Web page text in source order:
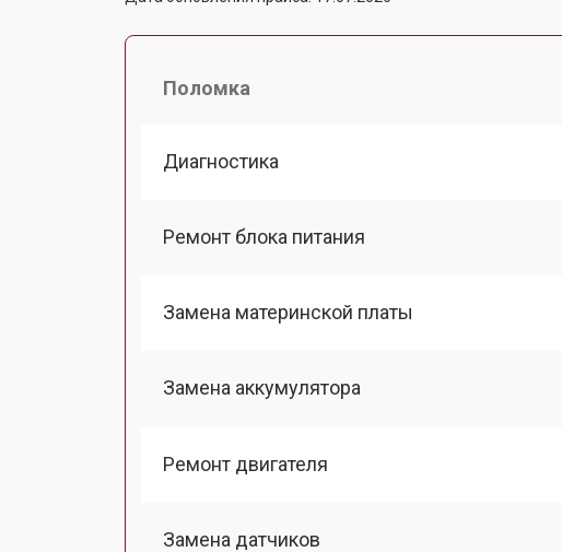
Поломка
Диагностика
Ремонт блока питания
Замена материнской платы
Замена аккумулятора
Ремонт двигателя
Замена датчиков